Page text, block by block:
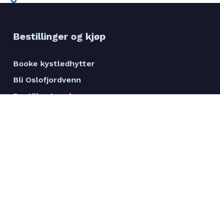
Bestillinger og kjøp
Booke kystledhytter
Bli Oslofjordvenn
Bestille vimpel